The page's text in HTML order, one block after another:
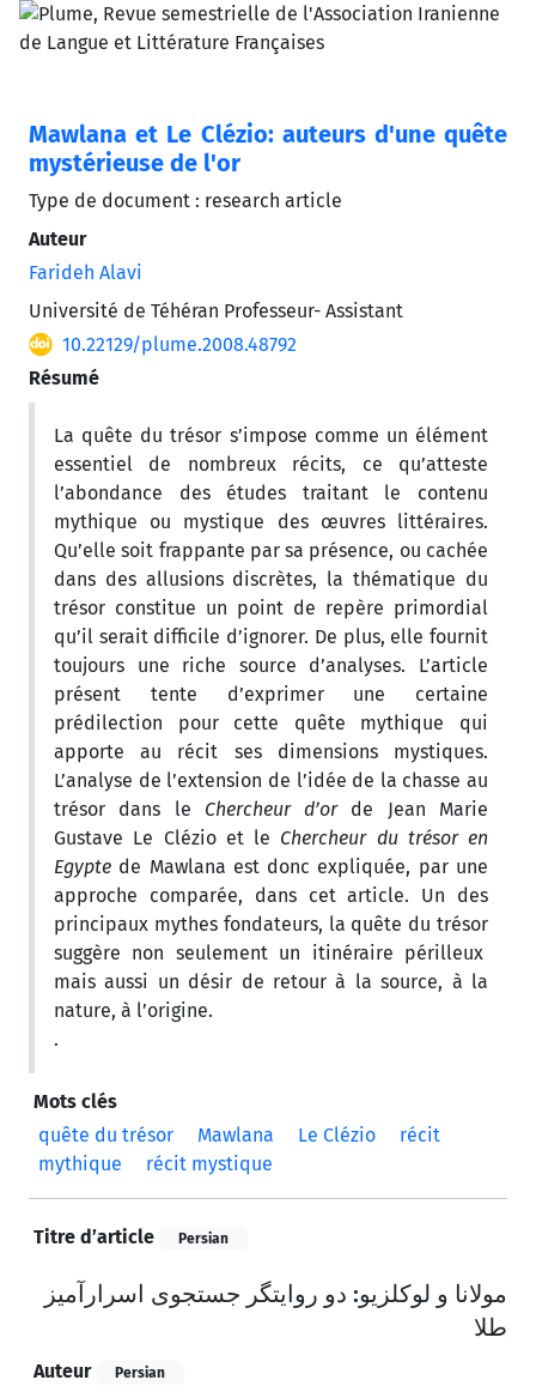
Mawlana et Le Clézio: auteurs d'une quête
mystérieuse de l'or
Type de document : research article
Auteur
Farideh Alavi
Université de Téhéran Professeur- Assistant
10.22129/plume.2008.48792
Résumé
La quête du trésor s’impose comme un élément
essentiel de nombreux récits, ce qu’atteste
l’abondance des études traitant le contenu
mythique ou mystique des œuvres littéraires.
Qu’elle soit frappante par sa présence, ou cachée
dans des allusions discrètes, la thématique du
trésor constitue un point de repère primordial
qu’il serait difficile d’ignorer. De plus, elle fournit
toujours une riche source d’analyses. L’article
présent tente d’exprimer une certaine
prédilection pour cette quête mythique qui
apporte au récit ses dimensions mystiques.
L’analyse de l’extension de l’idée de la chasse au
trésor dans le Chercheur d’or de Jean Marie
Gustave Le Clézio et le Chercheur du trésor en
Egypte de Mawlana est donc expliquée, par une
approche comparée, dans cet article. Un des
principaux mythes fondateurs, la quête du trésor
suggère non seulement un itinéraire périlleux
mais aussi un désir de retour à la source, à la
nature, à l’origine.
.
Mots clés
quête du trésor
Mawlana Le Clézio
récit
mythique
récit mystique
Titre d’article Persian
مولانا و لوکلزیو: دو روایتگر جستجوی اسرارآمیز
طلا
Auteur Persian